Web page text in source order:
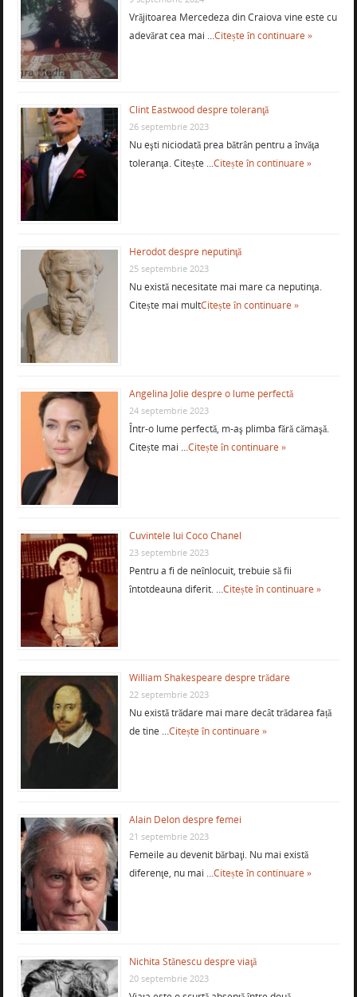
Vrăjitoarea Mercedeza din Craiova vine este cu
adevărat cea mai …Citește în continuare »
Clint Eastwood despre toleranţă
26 septembrie 2023
Nu eşti niciodată prea bătrân pentru a învăţa
toleranţa. Citește …Citește în continuare »
Herodot despre neputinţă
25 septembrie 2023
Nu există necesitate mai mare ca neputinţa.
Citește mai multCitește în continuare »
Angelina Jolie despre o lume perfectă
24 septembrie 2023
Într-o lume perfectă, m-aş plimba fără cămaşă.
Citește mai …Citește în continuare »
Cuvintele lui Coco Chanel
23 septembrie 2023
Pentru a fi de neînlocuit, trebuie să fii
întotdeauna diferit. …Citește în continuare »
William Shakespeare despre trădare
22 septembrie 2023
Nu există trădare mai mare decât trădarea față
de tine …Citește în continuare »
Alain Delon despre femei
21 septembrie 2023
Femeile au devenit bărbaţi. Nu mai există
diferenţe, nu mai …Citește în continuare »
Nichita Stănescu despre viaţă
20 septembrie 2023